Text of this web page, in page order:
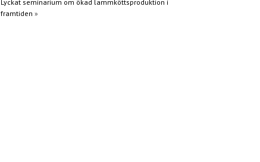
Lyckat seminarium om ökad lammköttsproduktion i
framtiden »